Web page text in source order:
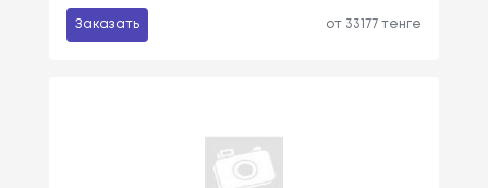
Заказать от 33177 тенге